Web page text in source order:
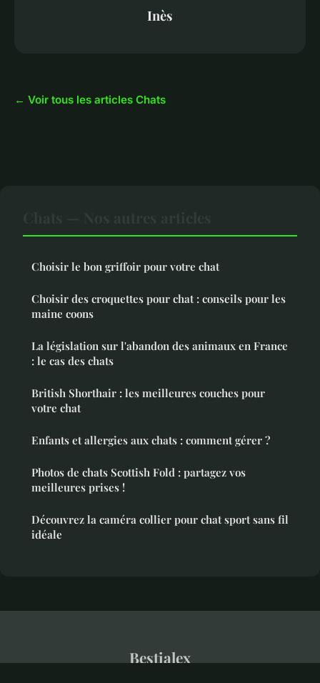
Inès
← Voir tous les articles Chats
Choisir le bon griffoir pour votre chat
Choisir des croquettes pour chat : conseils pour les
maine coons
La législation sur l'abandon des animaux en France
: le cas des chats
British Shorthair : les meilleures couches pour
votre chat
Enfants et allergies aux chats : comment gérer ?
Photos de chats Scottish Fold : partagez vos
meilleures prises !
Découvrez la caméra collier pour chat sport sans fil
idéale
Bestialex